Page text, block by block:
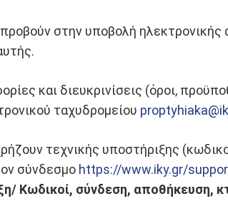
στην υποβολή
και διευκρινίσεις (όροι,
ταχυδρομείου
τεχνικής υποστήριξης
σύνδεσμο https://www.iky.gr/
Κωδικοί, σύνδεση, αποθήκευση,